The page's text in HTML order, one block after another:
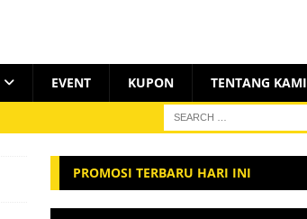
EVENT KUPON TENTANG KAMI
PROMOSI TERBARU HARI INI